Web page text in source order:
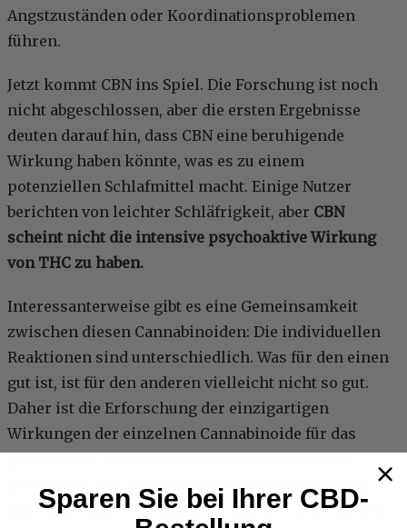
Angstzuständen oder Koordinationsproblemen
führen.
Jetzt kommt CBN ins Spiel. Die Forschung ist noch
nicht abgeschlossen, aber die ersten Ergebnisse
deuten darauf hin, dass CBN eine beruhigende
Wirkung haben könnte, was es zu einem
potenziellen Schlafmittel macht. Einige Nutzer
berichten von leichter Schläfrigkeit, aber CBN
scheint nicht die intensive psychoaktive Wirkung
von THC zu haben.
Interessanterweise gibt es eine Gemeinsamkeit
zwischen diesen Cannabinoiden: Die individuellen
Reaktionen sind unterschiedlich. Was für den einen
gut ist, ist für den anderen vielleicht nicht so gut.
Daher ist die Erforschung der einzigartigen
Wirkungen der einzelnen Cannabinoide für das
persönliche Wohlbefinden von entscheidender
Bedeutung. Mit dem Fortschreiten der Forschung
wird sich wahrscheinlich ein klareres Bild von den
Sparen Sie bei Ihrer CBD-